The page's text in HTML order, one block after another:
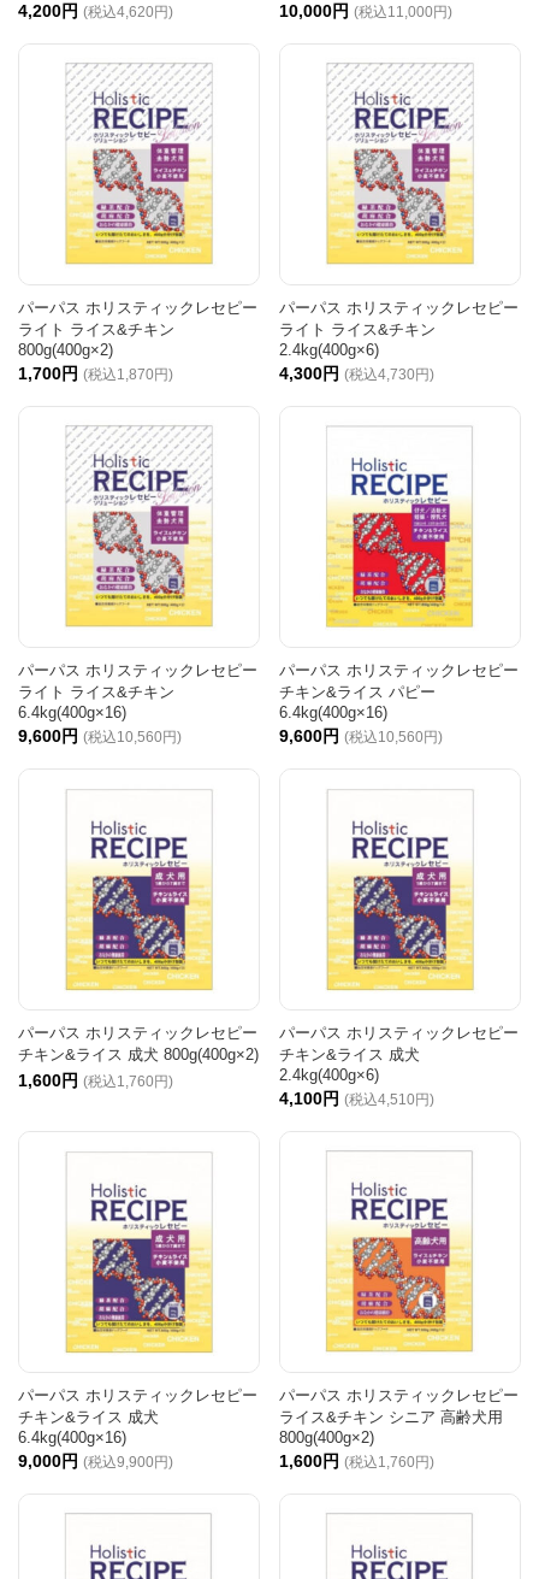
4,200円 (税込4,620円) 10,000円 (税込11,000円)
パーパス ホリスティックレセピー
ライト ライス&チキン
800g(400g×2)
1,700円 (税込1,870円)
パーパス ホリスティックレセピー
ライト ライス&チキン
2.4kg(400g×6)
4,300円 (税込4,730円)
パーパス ホリスティックレセピー
ライト ライス&チキン
6.4kg(400g×16)
9,600円 (税込10,560円)
パーパス ホリスティックレセピー
チキン&ライス パピー
6.4kg(400g×16)
9,600円 (税込10,560円)
パーパス ホリスティックレセピー
チキン&ライス 成犬 800g(400g×2)
1,600円 (税込1,760円)
パーパス ホリスティックレセピー
チキン&ライス 成犬
2.4kg(400g×6)
4,100円 (税込4,510円)
パーパス ホリスティックレセピー
チキン&ライス 成犬
6.4kg(400g×16)
9,000円 (税込9,900円)
パーパス ホリスティックレセピー
ライス&チキン シニア 高齢犬用
800g(400g×2)
1,600円 (税込1,760円)